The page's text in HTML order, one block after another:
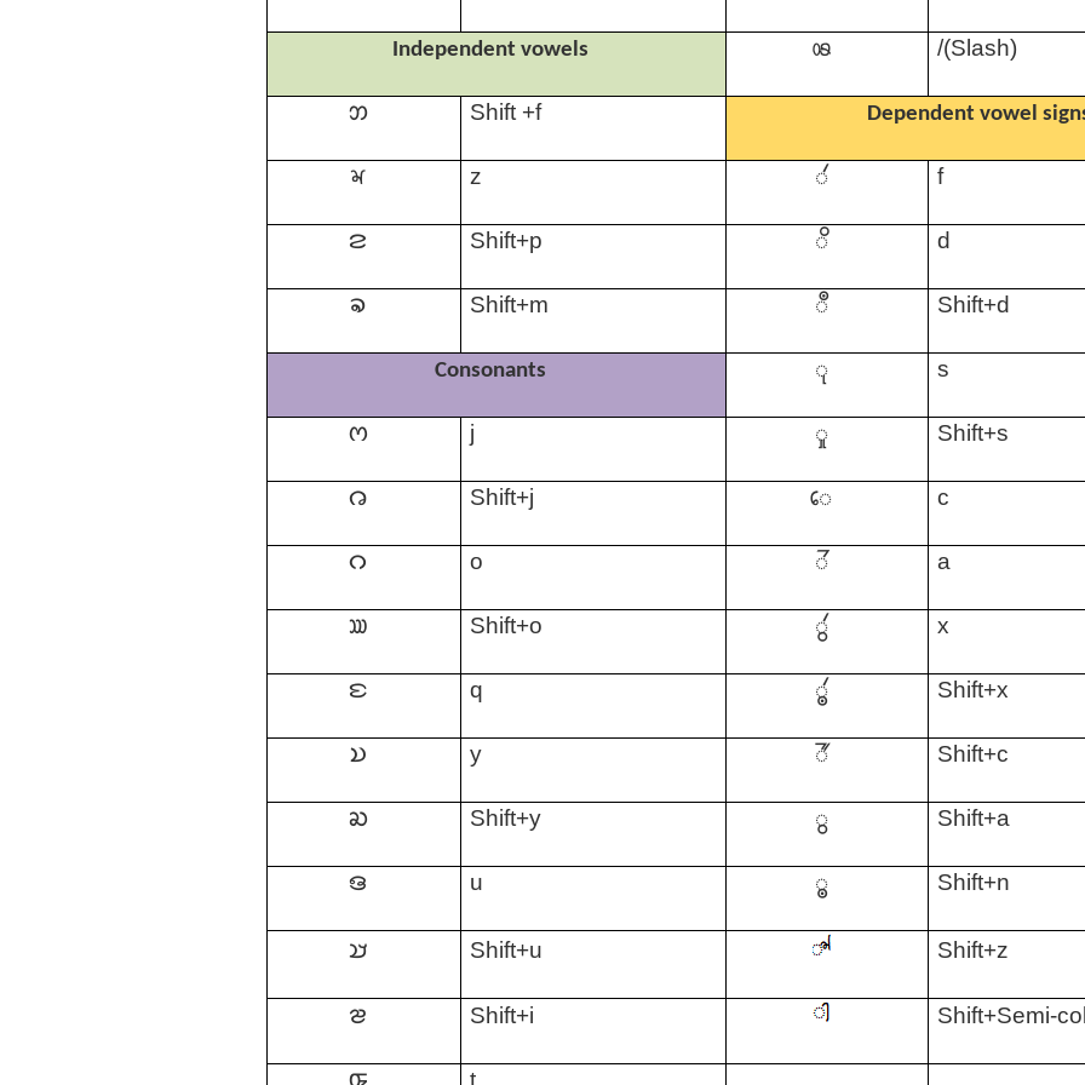
Independent vowels 𑅄 /(Slash)
𑄃 Shift +f Dependent vowel
𑄄 z 𑄧 f
𑄅 Shift+p 𑄨 d
𑄆 Shift+m 𑄩 Shift+d
Consonants 𑄪 s
𑄇 j 𑄫 Shift+s
𑄈 Shift+j 𑄬 c
𑄉 o 𑄭 a
𑄊 Shift+o 𑄮 x
𑄋 q 𑄯 Shift+x
𑄌 y 𑄰 Shift+c
𑄍 Shift+y 𑄱 Shift+a
𑄎 u 𑄲 Shift+n
𑄏 Shift+u Shift+z
𑄐 Shift+i Shift+Semi-